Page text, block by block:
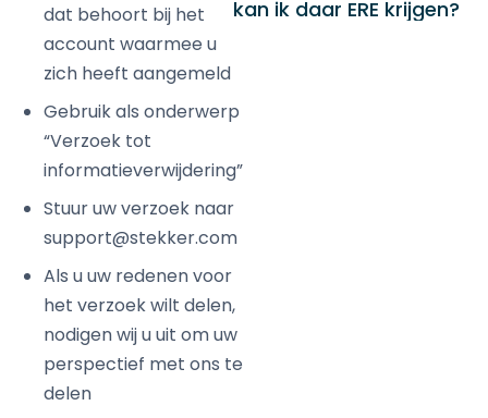
dat behoort bij het
account waarmee u
zich heeft aangemeld
Gebruik als onderwerp
“Verzoek tot
informatieverwijdering”
Stuur uw verzoek naar
support@stekker.com
Als u uw redenen voor
het verzoek wilt delen,
nodigen wij u uit om uw
perspectief met ons te
delen
kan ik daar ERE krijgen?